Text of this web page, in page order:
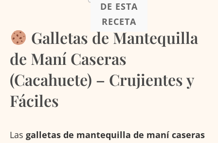
DE ESTA
RECETA
Galletas de Mantequilla
de Maní Caseras
(Cacahuete) – Crujientes y
Fáciles
Las galletas de mantequilla de maní caseras